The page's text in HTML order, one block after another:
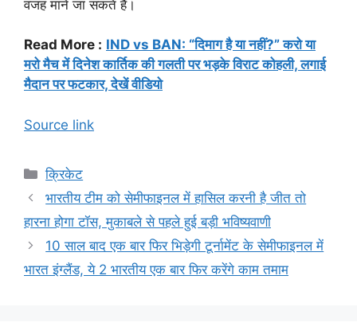
वजह माने जा सकते हैं।
Read More : IND vs BAN: “दिमाग है या नहीं?” करो या
मरो मैच में दिनेश कार्तिक की गलती पर भड़के विराट कोहली, लगाई
मैदान पर फटकार, देखें वीडियो
Source link
Categories
क्रिकेट
भारतीय टीम को सेमीफाइनल में हासिल करनी है जीत तो
हारना होगा टॉस, मुकाबले से पहले हुई बड़ी भविष्यवाणी
10 साल बाद एक बार फिर भिड़ेगी टूर्नामेंट के सेमीफाइनल में
भारत इंग्लैंड, ये 2 भारतीय एक बार फिर करेंगे काम तमाम